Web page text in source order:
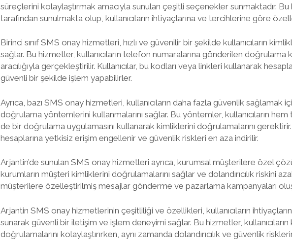
süreçlerini kolaylaştırmak amacıyla sunulan çeşitli seçenekler sunmaktadır.
tarafından sunulmakta olup, kullanıcıların ihtiyaçlarına ve tercihlerine göre
Birinci sınıf SMS onay hizmetleri, hızlı ve güvenilir bir şekilde kullanıcıların
sağlar. Bu hizmetler, kullanıcıların telefon numaralarına gönderilen doğrulama
aracılığıyla gerçekleştirilir. Kullanıcılar, bu kodları veya linkleri kullanarak
güvenli bir şekilde işlem yapabilirler.
Ayrıca, bazı SMS onay hizmetleri, kullanıcıların daha fazla güvenlik sağlamak
doğrulama yöntemlerini kullanmalarını sağlar. Bu yöntemler, kullanıcıların hem
de bir doğrulama uygulamasını kullanarak kimliklerini doğrulamalarını gerektirir.
hesaplarına yetkisiz erişim engellenir ve güvenlik riskleri en aza indirilir.
Arjantin’de sunulan SMS onay hizmetleri ayrıca, kurumsal müşterilere özel
kurumların müşteri kimliklerini doğrulamalarını sağlar ve dolandırıcılık riskini
müşterilere özelleştirilmiş mesajlar gönderme ve pazarlama kampanyaları
Arjantin SMS onay hizmetlerinin çeşitliliği ve özellikleri, kullanıcıların
sunarak güvenli bir iletişim ve işlem deneyimi sağlar. Bu hizmetler, kullanıcıların
doğrulamalarını kolaylaştırırken, aynı zamanda dolandırıcılık ve güvenlik